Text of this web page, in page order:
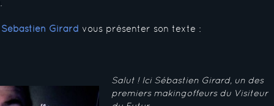
Sébastien Girard vous présenter son texte :
Salut ! Ici Sébastien Girard, un des
premiers makingoffeurs du Visiteur